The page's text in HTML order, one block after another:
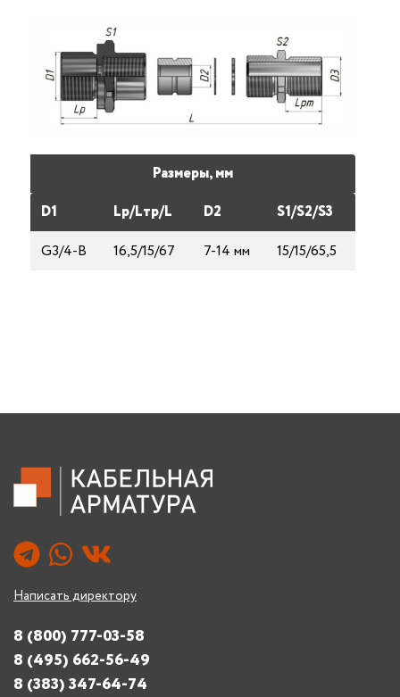
Размеры, мм
D1
Lp/Lтp/L D2
S1/S2/S3
G3/4-В
16,5/15/67 7-14 мм 15/15/65,5
Написать директору
8 (800) 777-03-58
8 (495) 662-56-49
8 (383) 347-64-74